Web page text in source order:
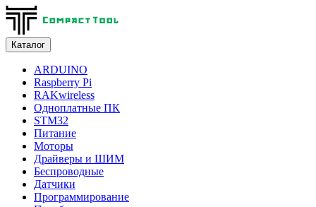
Каталог
ARDUINO
Raspberry Pi
RAKwireless
Одноплатные ПК
STM32
Питание
Моторы
Драйверы и ШИМ
Беспроводные
Датчики
Программирование